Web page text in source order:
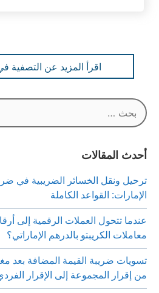
اقرأ المزيد عن التصفية
البحث
عن:
أحدث المقالات
ترحيل ونقل الخسائر الضريبية في
الإمارات: القواعد الكاملة
عندما تتحول العملات الرقمية إلى
معاملات الكريبتو بالدرهم الإماراتي؟
تسويات ضريبة القيمة المضافة بعد
من إقرار المجموعة إلى الإقرار